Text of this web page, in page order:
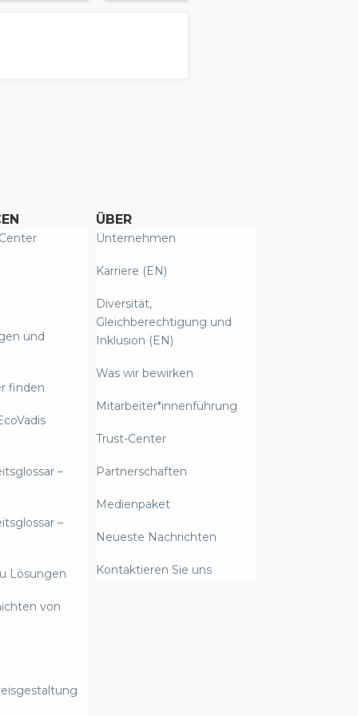
und
finden
–
–
Lösungen
von
ÜBER
Unternehmen
Karriere (EN)
Diversität,
Gleichberechtigung und
Inklusion (EN)
Was wir bewirken
Mitarbeiter*innenführung
Trust-Center
Partnerschaften
Medienpaket
Neueste Nachrichten
Kontaktieren Sie uns